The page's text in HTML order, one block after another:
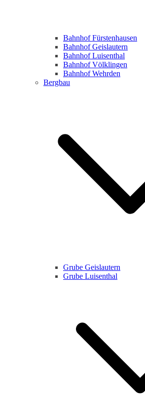
Bahnhof Fürstenhausen
Bahnhof Geislautern
Bahnhof Luisenthal
Bahnhof Völklingen
Bahnhof Wehrden
Bergbau
Grube Geislautern
Grube Luisenthal